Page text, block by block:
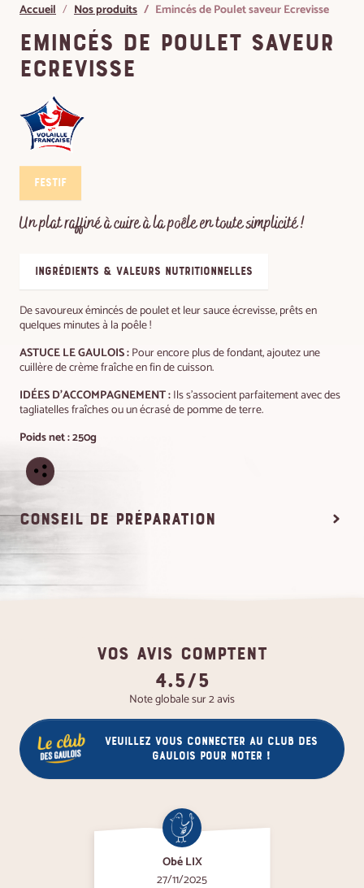
Accueil Nos produits Emincés de Poulet saveur Ecrevisse
Emincés de Poulet saveur
Ecrevisse
Festif
Un plat raffiné à cuire à la poêle en toute simplicité !
ingrédients & valeurs nutritionnelles
De savoureux émincés de poulet et leur sauce écrevisse, prêts en
quelques minutes à la poêle !
ASTUCE LE GAULOIS : Pour encore plus de fondant, ajoutez une
cuillère de crème fraîche en fin de cuisson.
IDÉES D'ACCOMPAGNEMENT : Ils s’associent parfaitement avec des
tagliatelles fraîches ou un écrasé de pomme de terre. ​
Poids net : 250g
conseil de préparation
VOS AVIS COMPTENT
4.5/5
Note globale sur 2 avis
Veuillez vous connecter au club des
gaulois pour noter !
Obé LIX
27/11/2025